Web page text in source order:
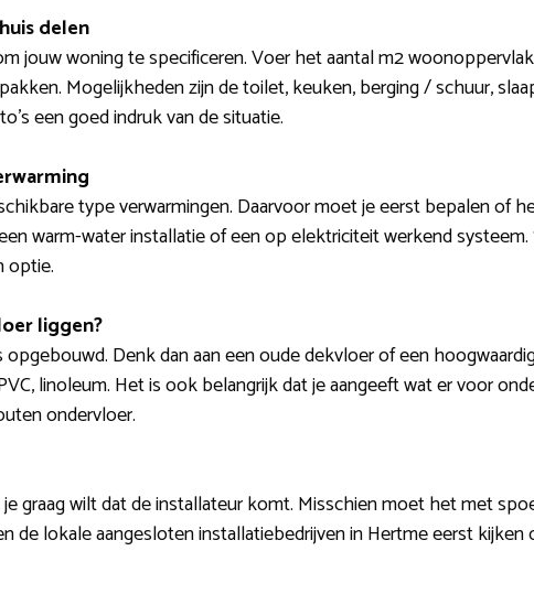
delen
jouw woning te specificeren. Voer het aantal m2
Mogelijkheden zijn de toilet, keuken, berging / schuur,
een goed indruk van de situatie.
type verwarmingen. Daarvoor moet je eerst bepalen of
warm-water installatie of een op elektriciteit werkend
optie.
liggen?
Denk dan aan een oude dekvloer of een
linoleum. Het is ook belangrijk dat je aangeeft wat er voor
ondervloer.
graag wilt dat de installateur komt. Misschien moet het met
de lokale aangesloten installatiebedrijven in Hertme eerst